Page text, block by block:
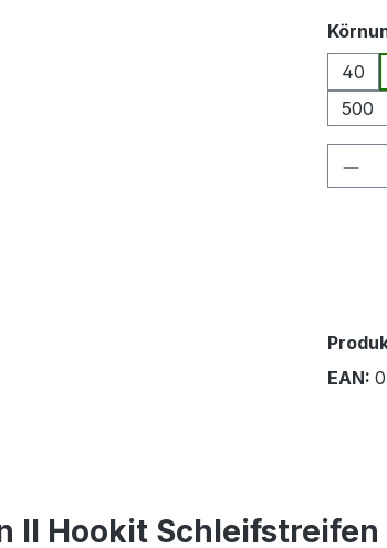
40
500
EAN:
Hookit Schleifstreifen